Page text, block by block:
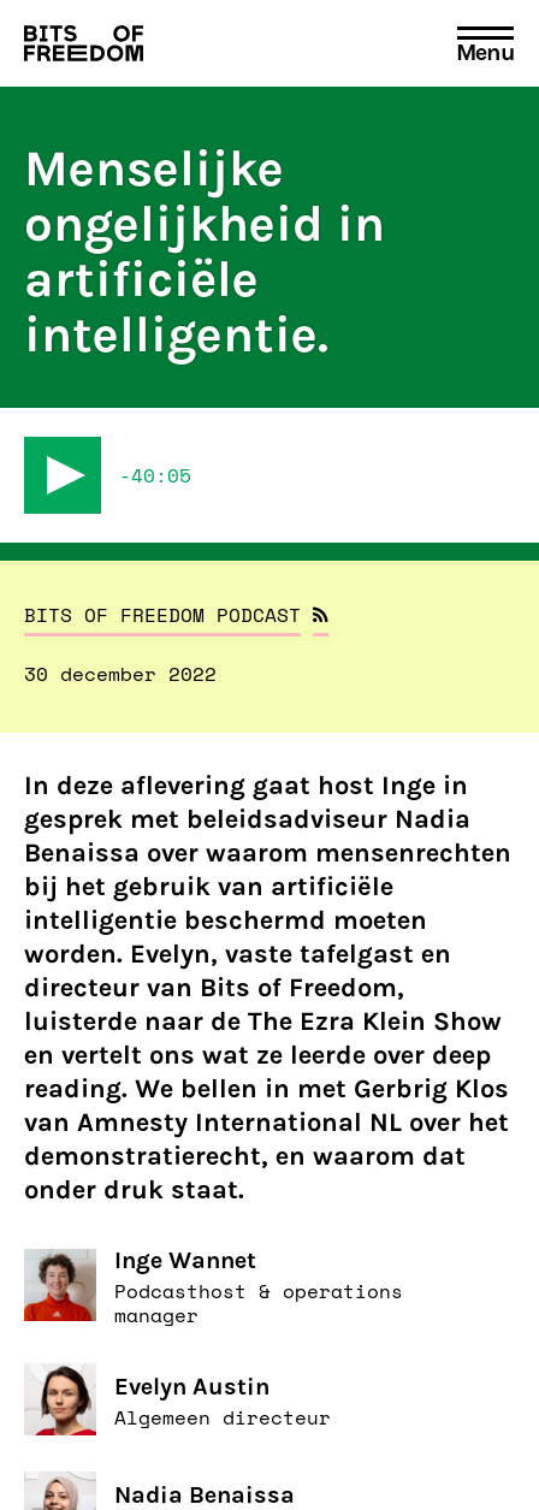
Search
for:
Menu
Menselijke
ongelijkheid in
artificiële
intelligentie.
-40:05
BITS OF FREEDOM PODCAST
30 december 2022
In deze aflevering gaat host Inge in
gesprek met beleidsadviseur Nadia
Benaissa over waarom mensenrechten
bij het gebruik van artificiële
intelligentie beschermd moeten
worden. Evelyn, vaste tafelgast en
directeur van Bits of Freedom,
luisterde naar de The Ezra Klein Show
en vertelt ons wat ze leerde over deep
reading. We bellen in met Gerbrig Klos
van Amnesty International NL over het
demonstratierecht, en waarom dat
onder druk staat.
Inge Wannet
Podcasthost & operations
manager
Evelyn Austin
Algemeen directeur
Nadia Benaissa